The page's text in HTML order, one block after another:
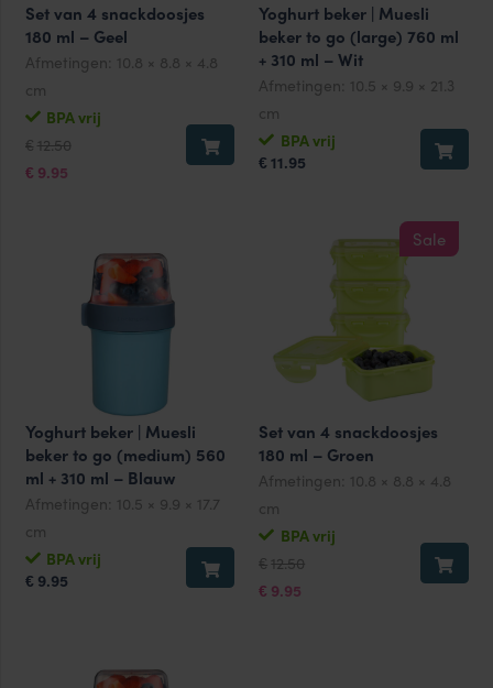
Set van 4 snackdoosjes
180 ml – Geel
Afmetingen:
10.8 × 8.8 × 4.8
cm
BPA vrij
€ 12.50
Oorspronkelijke
prijs
was:
€ 9.95
Huidige
prijs
is:
Yoghurt beker | Muesli
beker to go (large) 760 ml
+ 310 ml – Wit
Afmetingen:
10.5 × 9.9 × 21.3
cm
BPA vrij
€ 11.95
Yoghurt beker | Muesli
beker to go (medium) 560
ml + 310 ml – Blauw
Afmetingen:
10.5 × 9.9 × 17.7
cm
BPA vrij
€ 9.95
Sale
Set van 4 snackdoosjes
180 ml – Groen
Afmetingen:
10.8 × 8.8 × 4.8
cm
BPA vrij
€ 12.50
Oorspronkelijke
prijs
was:
€ 9.95
Huidige
prijs
is: